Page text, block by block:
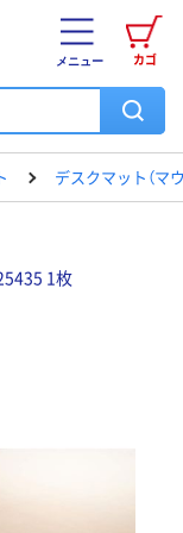
カゴ
メニュー
デスクマット（マ
1枚